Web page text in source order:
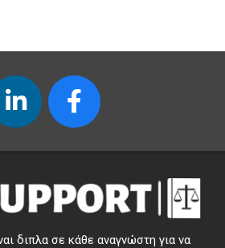
διπλα σε κάθε αναγνώστη για να